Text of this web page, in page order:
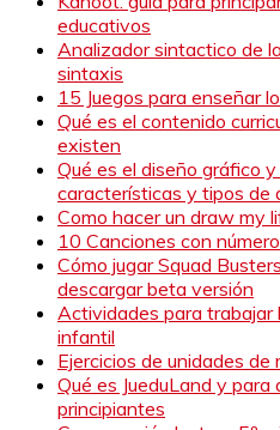
educativos
Analizador sintactico de
sintaxis
15 Juegos para enseñar
Qué es el contenido
existen
Qué es el diseño gráfico
características y tipos de
Como hacer un draw my
10 Canciones con
Cómo jugar Squad
descargar beta versión
Actividades para trabajar
infantil
Ejercicios de unidades de
Qué es JueduLand y para
principiantes